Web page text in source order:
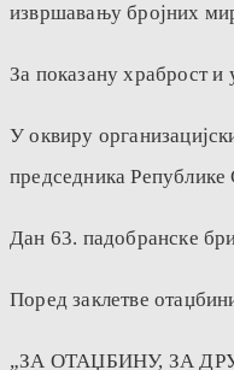
извршавању бројних
За показану храброст и
У оквиру
председника
Дан 63. падобранске
Поред заклетве
„ЗА ОТАЏБИНУ, ЗА